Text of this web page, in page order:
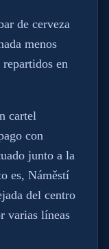
de cerveza
menos
en
cartel
con
junto a la
es, Náměstí
del centro
varias líneas